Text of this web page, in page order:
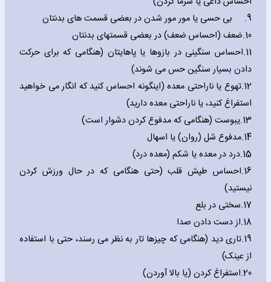
9.
بی حسی یا مور مور شدن در بعضی قسمت های بدنتان
10. ضعف (احساس ضعف) در بعضی قسمتهای بدنتان
11. احساس سنگینی در بازوها یا پاهایتان (هنگامی که برای حرکت
دادن بسیار سنگین حس می شوند)
12. تهوع یا ناراحتی معده (اینگونه احساس کنید که انگار می خواهید
استفراغ کنید، یا ناراحتی معده دارید)
13. یبوست (هنگامی که مدفوع کردن دشوار است(
14. مدفوع شل (روان) یا اسهال
15. درد در معده یا شکم (معده درد)
16. احساس طپش قلب (حتی هنگامی که در حال ورزش کردن
نیستید(
17. سختی در بلع
18. از دست دادن صدا
19. تاری دید (هنگامی که چیزها تار به نظر می رسند، حتی با استفاده
از عینک)
20. استفراغ کردن (یا بالا آوردن)